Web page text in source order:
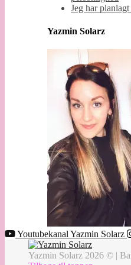
Jeg har
Yazmin Solarz
Youtubekanal Yazmin Solarz
Yazmin Solarz 2026 © |